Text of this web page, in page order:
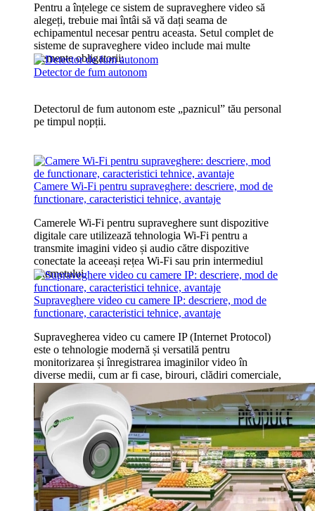
Pentru a înțelege ce sistem de supraveghere video să
alegeți, trebuie mai întâi să vă dați seama de
echipamentul necesar pentru aceasta. Setul complet de
sisteme de supraveghere video include mai multe
elemente obligatorii:
Detector de fum autonom
Detectorul de fum autonom este „paznicul” tău personal
pe timpul nopții.
Camere Wi-Fi pentru supraveghere: descriere, mod de
functionare, caracteristici tehnice, avantaje
Camerele Wi-Fi pentru supraveghere sunt dispozitive
digitale care utilizează tehnologia Wi-Fi pentru a
transmite imagini video și audio către dispozitive
conectate la aceeași rețea Wi-Fi sau prin intermediul
internetului.
Supraveghere video cu camere IP: descriere, mod de
functionare, caracteristici tehnice, avantaje
Supravegherea video cu camere IP (Internet Protocol)
este o tehnologie modernă și versatilă pentru
monitorizarea și înregistrarea imaginilor video în
diverse medii, cum ar fi case, birouri, clădiri comerciale,
instituții publice și industriale.